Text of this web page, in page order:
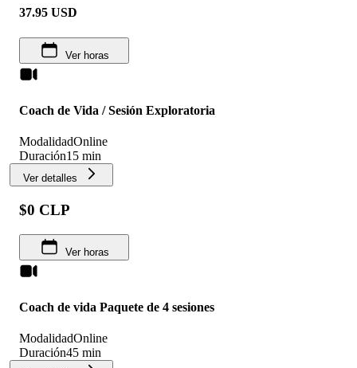
37.95 USD
Ver horas
Coach de Vida / Sesión Exploratoria
ModalidadOnline
Duración15 min
Ver detalles
$0 CLP
Ver horas
Coach de vida Paquete de 4 sesiones
ModalidadOnline
Duración45 min